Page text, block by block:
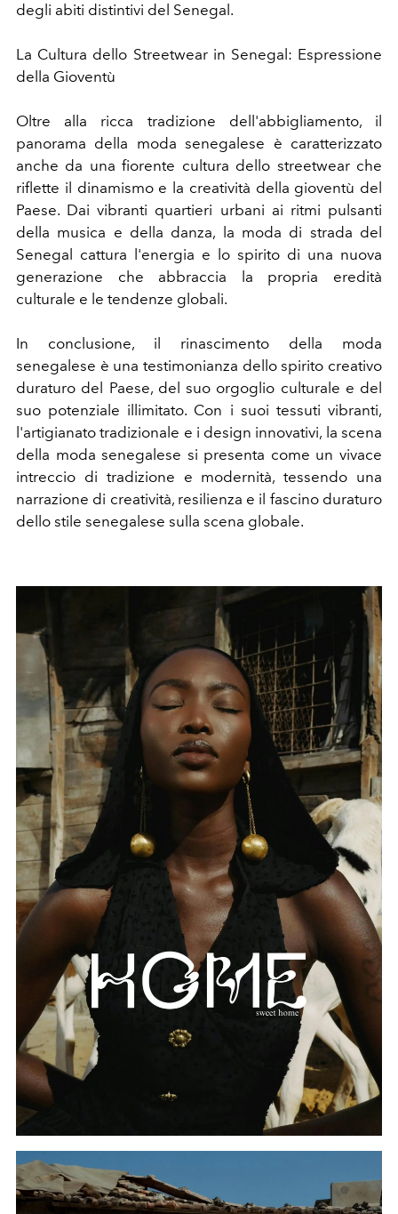
degli abiti distintivi del Senegal.
La Cultura dello Streetwear in Senegal: Espressione
della Gioventù
Oltre alla ricca tradizione dell'abbigliamento, il
panorama della moda senegalese è caratterizzato
anche da una fiorente cultura dello streetwear che
riflette il dinamismo e la creatività della gioventù del
Paese. Dai vibranti quartieri urbani ai ritmi pulsanti
della musica e della danza, la moda di strada del
Senegal cattura l'energia e lo spirito di una nuova
generazione che abbraccia la propria eredità
culturale e le tendenze globali.
In conclusione, il rinascimento della moda
senegalese è una testimonianza dello spirito creativo
duraturo del Paese, del suo orgoglio culturale e del
suo potenziale illimitato. Con i suoi tessuti vibranti,
l'artigianato tradizionale e i design innovativi, la scena
della moda senegalese si presenta come un vivace
intreccio di tradizione e modernità, tessendo una
narrazione di creatività, resilienza e il fascino duraturo
dello stile senegalese sulla scena globale.